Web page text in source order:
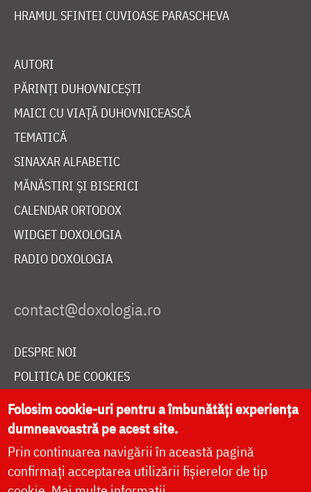
HRAMUL SFINTEI CUVIOASE PARASCHEVA
AUTORI
PĂRINȚI DUHOVNICEȘTI
MAICI CU VIAȚĂ DUHOVNICEASCĂ
TEMATICĂ
SINAXAR ALFABETIC
MĂNĂSTIRI ȘI BISERICI
CALENDAR ORTODOX
WIDGET DOXOLOGIA
RADIO DOXOLOGIA
DESPRE NOI
POLITICA DE COOKIES
DONEAZĂ ONLINE PENTRU CATEDRALA NAȚIONALĂ
LIVE
Folosim cookie-uri pentru a îmbunătăți experiența
dumneavoastră pe acest site.
Prin continuarea navigării în această pagină
confirmați acceptarea utilizării fișierelor de tip